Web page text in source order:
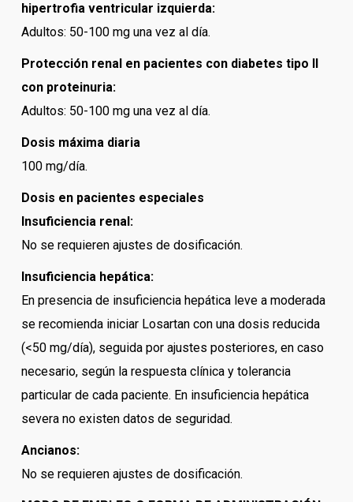
hipertrofia ventricular izquierda:
Adultos: 50-100 mg una vez al día.
Protección renal en pacientes con diabetes tipo II
con proteinuria:
Adultos: 50-100 mg una vez al día.
Dosis máxima diaria
100 mg/día.
Dosis en pacientes especiales
Insuficiencia renal:
No se requieren ajustes de dosificación.
Insuficiencia hepática:
En presencia de insuficiencia hepática leve a moderada
se recomienda iniciar Losartan con una dosis reducida
(<50 mg/día), seguida por ajustes posteriores, en caso
necesario, según la respuesta clínica y tolerancia
particular de cada paciente. En insuficiencia hepática
severa no existen datos de seguridad.
Ancianos:
No se requieren ajustes de dosificación.